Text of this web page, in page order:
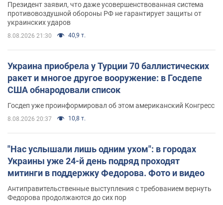
Президент заявил, что даже усовершенствованная система
противовоздушной обороны РФ не гарантирует защиты от
украинских ударов
8.08.2026 21:30 40,9 т.
Украина приобрела у Турции 70 баллистических
ракет и многое другое вооружение: в Госдепе
США обнародовали список
Госдеп уже проинформировал об этом американский Конгресс
8.08.2026 20:37 10,8 т.
"Нас услышали лишь одним ухом": в городах
Украины уже 24-й день подряд проходят
митинги в поддержку Федорова. Фото и видео
Антиправительственные выступления с требованием вернуть
Федорова продолжаются до сих пор